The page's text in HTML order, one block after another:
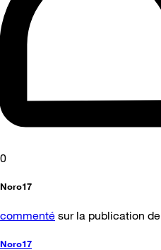
0
Noro17
commenté sur la publication de
Noro17